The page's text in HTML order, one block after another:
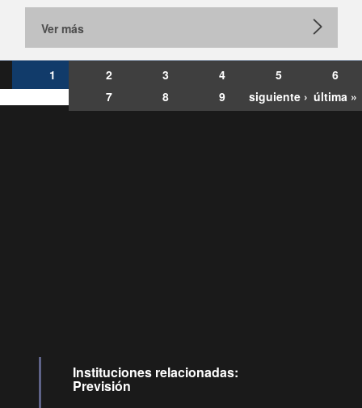
Ver más
1 2 3 4 5
6
7
8 9 siguiente › última »
Instituciones relacionadas:
Previsión